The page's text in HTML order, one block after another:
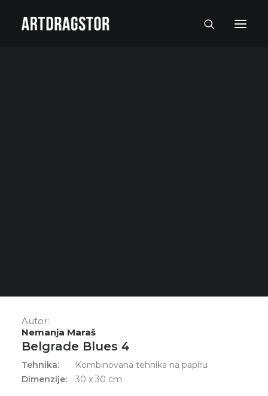
Autor:
Nemanja Maraš
Belgrade Blues 4
Tehnika:
Kombinovana tehnika na papiru
Dimenzije:
30 x 30 cm